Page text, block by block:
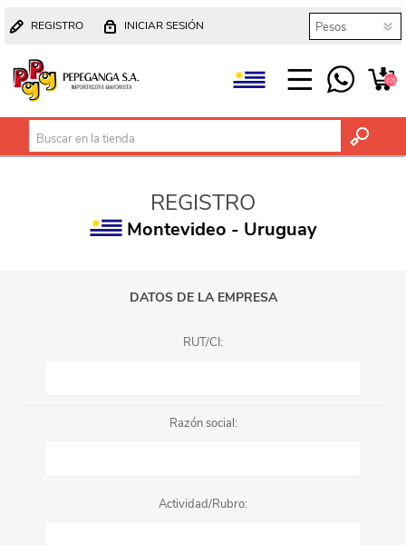
REGISTRO INICIAR SESIÓN
(0)
REGISTRO
Montevideo - Uruguay
DATOS DE LA EMPRESA
RUT/CI:
Razón social:
Actividad/Rubro: